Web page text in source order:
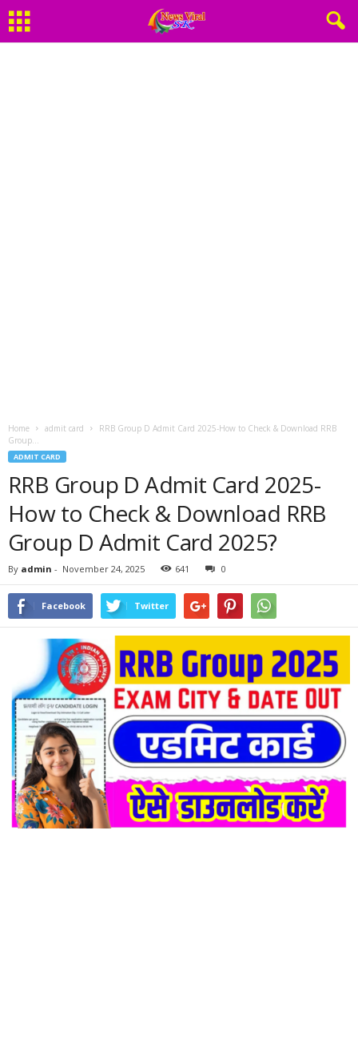
Home admit card
RRB Group D Admit Card 2025-How to Check & Download RRB
Group...
ADMIT CARD
RRB Group D Admit Card 2025-
How to Check & Download RRB
Group D Admit Card 2025?
By admin - November 24, 2025 641 0
Facebook Twitter